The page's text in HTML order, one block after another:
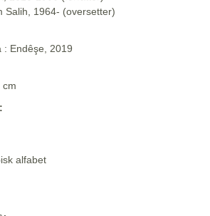
Salih, 1964- (oversetter)
: Endêşe, 2019
cm
alfabet